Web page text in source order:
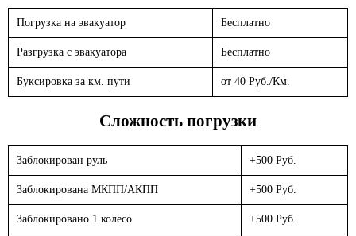
Погрузка на эвакуатор Бесплатно
Разгрузка с эвакуатора Бесплатно
Буксировка за км. пути от 40 Руб./Км.
Сложность погрузки
Заблокирован руль +500 Руб.
Заблокирована МКПП/АКПП +500 Руб.
Заблокировано 1 колесо +500 Руб.